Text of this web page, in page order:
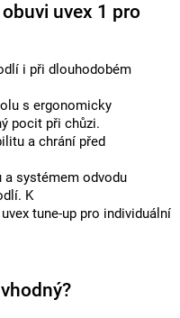
uvex 1 pro
i při dlouhodobém
s ergonomicky
pocit při chůzi.
a chrání před
systémem odvodu
K
tune-up pro individuální